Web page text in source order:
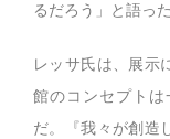
るだろう」と語った
レッサ氏は、展示
館のコンセプト
だ。『我々が創造